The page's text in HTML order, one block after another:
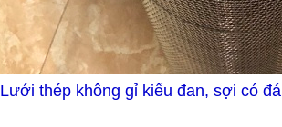
Lưới thép không gỉ kiểu đan, sợi có